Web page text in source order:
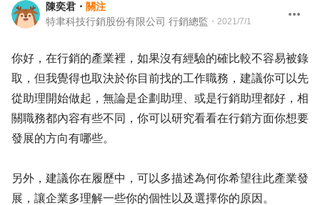
陳奕君 ・ 關注
特聿科技行銷股份有限公司 行銷總監 ・ 2021/7/1
你好，在行銷的產業裡，如果沒有經驗的確比較不容易被錄
取，但我覺得也取決於你目前找的工作職務，建議你可以先
從助理開始做起，無論是企劃助理、或是行銷助理都好，相
關職務都內容有些不同，你可以研究看看在行銷方面你想要
發展的方向有哪些。
另外，建議你在履歷中，可以多描述為何你希望往此產業發
展，讓企業多理解一些你的個性以及選擇你的原因。